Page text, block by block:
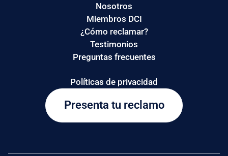
Presenta tu reclamo
Nosotros
Miembros DCI
¿Cómo reclamar?
Testimonios
Preguntas frecuentes
Políticas de privacidad